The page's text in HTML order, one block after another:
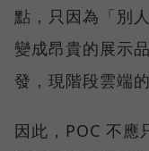
點，只因為「別
變成昂貴的展示
發，現階段雲端
因此，POC 不應